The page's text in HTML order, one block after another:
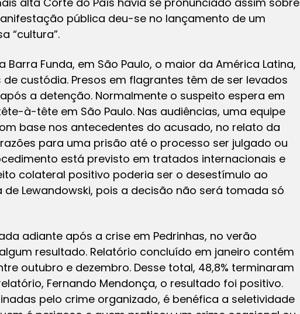
pública deu-se no lançamento de um
“cultura”.
Funda, em São Paulo, o maior da América Latina,
custódia. Presos em flagrantes têm de ser levados
a detenção. Normalmente o suspeito espera em
à-tête em São Paulo. Nas audiências, uma equipe
base nos antecedentes do acusado, no relato da
para uma prisão até o processo ser julgado ou
está previsto em tratados internacionais e
colateral positivo poderia ser o desestímulo ao
Lewandowski, pois a decisão não será tomada só
adiante após a crise em Pedrinhas, no verão
resultado. Relatório concluído em janeiro contém
outubro e dezembro. Desse total, 48,8% terminaram
Fernando Mendonça, o resultado foi positivo.
pelo crime organizado, é benéfica a seletividade